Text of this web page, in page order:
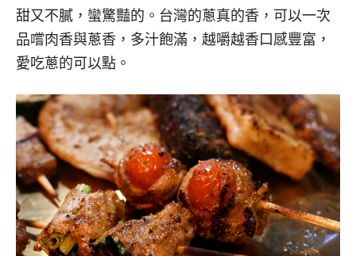
甜又不膩，蠻驚豔的。台灣的蔥真的香，可以一次
品嚐肉香與蔥香，多汁飽滿，越嚼越香口感豐富，
愛吃蔥的可以點。